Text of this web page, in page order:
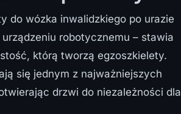
do wózka inwalidzkiego po urazie
robotycznemu – stawia
którą tworzą egzoszkielety.
się jednym z najważniejszych
drzwi do niezależności dla